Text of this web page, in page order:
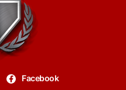
Facebook